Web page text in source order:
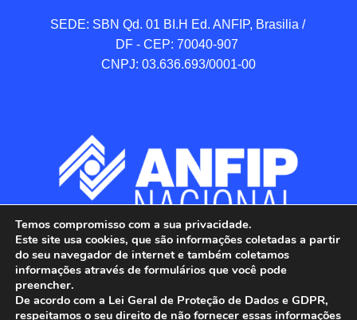
SEDE: SBN Qd. 01 BI.H Ed. ANFIP, Brasilia /
DF - CEP: 70040-907
CNPJ: 03.636.693/0001-00
Temos compromisso com a sua privacidade.
Este site usa cookies, que são informações coletadas a partir
do seu navegador de internet e também coletamos
informações através de formulários que você pode
preencher.
De acordo com a Lei Geral de Proteção de Dados e GDPR,
respeitamos o seu direito de não fornecer essas informações